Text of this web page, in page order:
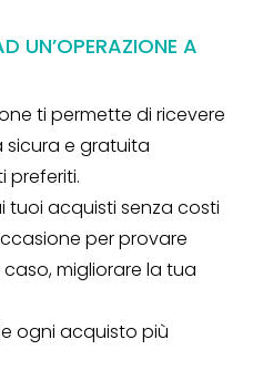
UN’OPERAZIONE A
ti permette di ricevere
sicura e gratuita
preferiti.
tuoi acquisti senza costi
per provare
migliorare la tua
ogni acquisto più